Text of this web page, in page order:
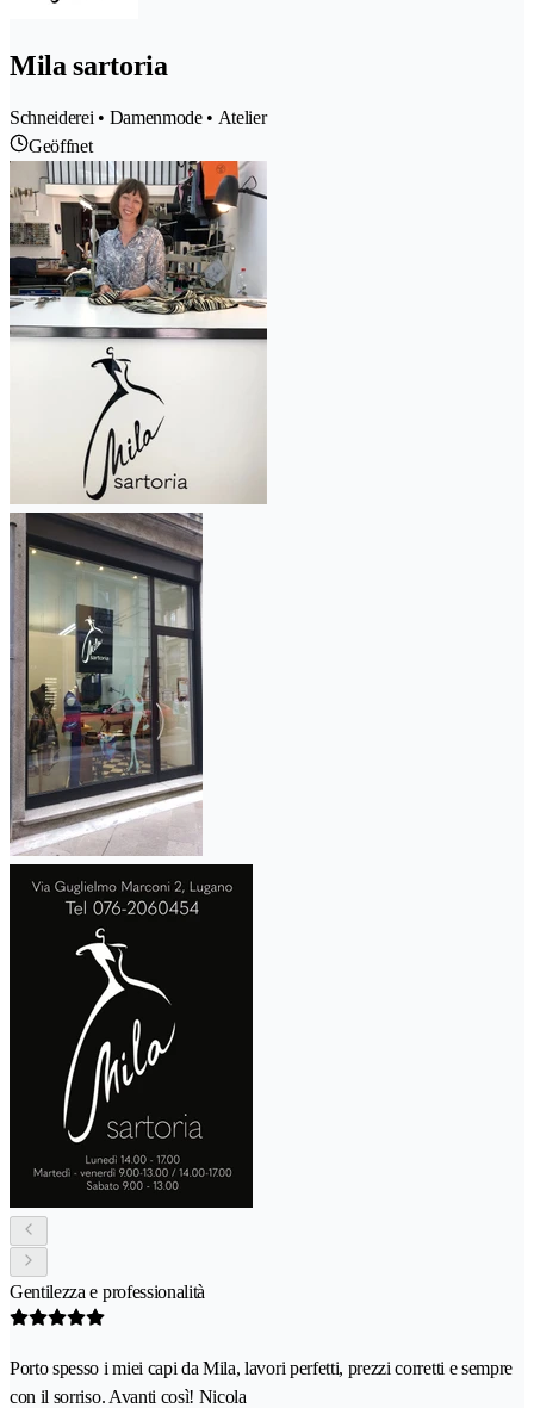
Mila sartoria
Schneiderei • Damenmode • Atelier
Geöffnet
Gentilezza e professionalità
Porto spesso i miei capi da Mila, lavori perfetti, prezzi corretti e sempre
con il sorriso. Avanti così! Nicola